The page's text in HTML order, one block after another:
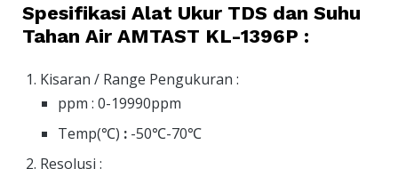
Spesifikasi Alat Ukur TDS dan Suhu
Tahan Air AMTAST KL-1396P :
Kisaran / Range Pengukuran :
ppm : 0-19990ppm
Temp(℃) : -50℃-70℃
Resolusi :